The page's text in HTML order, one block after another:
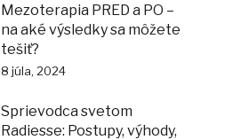
Mezoterapia PRED a PO –
na aké výsledky sa môžete
tešiť?
8 júla, 2024
Sprievodca svetom
Radiesse: Postupy, výhody,